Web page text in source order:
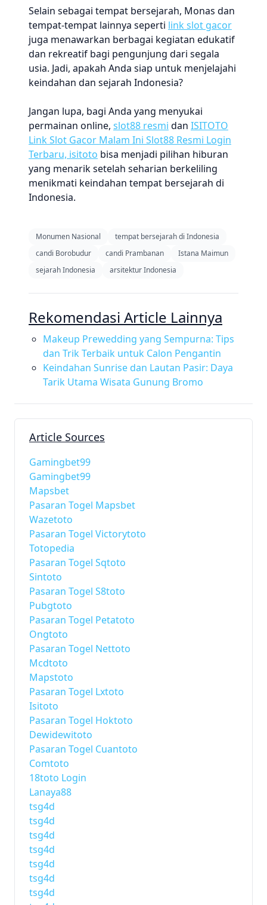
Selain sebagai tempat bersejarah, Monas dan
tempat-tempat lainnya seperti link slot gacor
juga menawarkan berbagai kegiatan edukatif
dan rekreatif bagi pengunjung dari segala
usia. Jadi, apakah Anda siap untuk menjelajahi
keindahan dan sejarah Indonesia?
Jangan lupa, bagi Anda yang menyukai
permainan online, slot88 resmi dan ISITOTO
Link Slot Gacor Malam Ini Slot88 Resmi Login
Terbaru, isitoto bisa menjadi pilihan hiburan
yang menarik setelah seharian berkeliling
menikmati keindahan tempat bersejarah di
Indonesia.
Monumen Nasional
tempat bersejarah di Indonesia
candi Borobudur
candi Prambanan
Istana Maimun
sejarah Indonesia
arsitektur Indonesia
Rekomendasi Article Lainnya
Makeup Prewedding yang Sempurna: Tips
dan Trik Terbaik untuk Calon Pengantin
Keindahan Sunrise dan Lautan Pasir: Daya
Tarik Utama Wisata Gunung Bromo
Article Sources
Gamingbet99
Gamingbet99
Mapsbet
Pasaran Togel Mapsbet
Wazetoto
Pasaran Togel Victorytoto
Totopedia
Pasaran Togel Sqtoto
Sintoto
Pasaran Togel S8toto
Pubgtoto
Pasaran Togel Petatoto
Ongtoto
Pasaran Togel Nettoto
Mcdtoto
Mapstoto
Pasaran Togel Lxtoto
Isitoto
Pasaran Togel Hoktoto
Dewidewitoto
Pasaran Togel Cuantoto
Comtoto
18toto Login
Lanaya88
tsg4d
tsg4d
tsg4d
tsg4d
tsg4d
tsg4d
tsg4d